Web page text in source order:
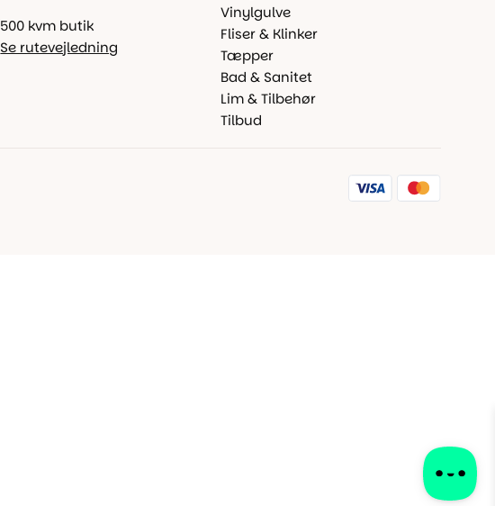
500 kvm butik
Se rutevejledning
Vinylgulve
Fliser & Klinker
Tæpper
Bad & Sanitet
Lim & Tilbehør
Tilbud